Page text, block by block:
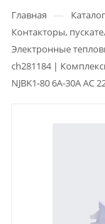
Главная — Каталог
Контакторы,
Электронные
ch281184 |
NJBK1-80 6А-30А AC